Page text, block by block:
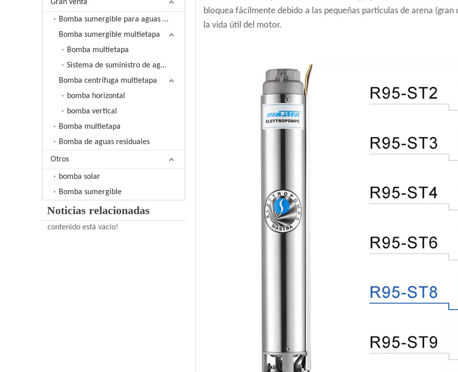
Gran venta
Bomba sumergible para aguas residuales
Bomba sumergible multietapa
Bomba multietapa
Sistema de suministro de agua de frecuencia variable
Bomba centrífuga multietapa
bomba horizontal
bomba vertical
Bomba multietapa
Bomba de aguas residuales
Otros
bomba solar
Bomba sumergible
Noticias relacionadas
contenido está vacío!
bloquea fácilmente debido a las pequeñas partículas de arena
la vida útil del motor.